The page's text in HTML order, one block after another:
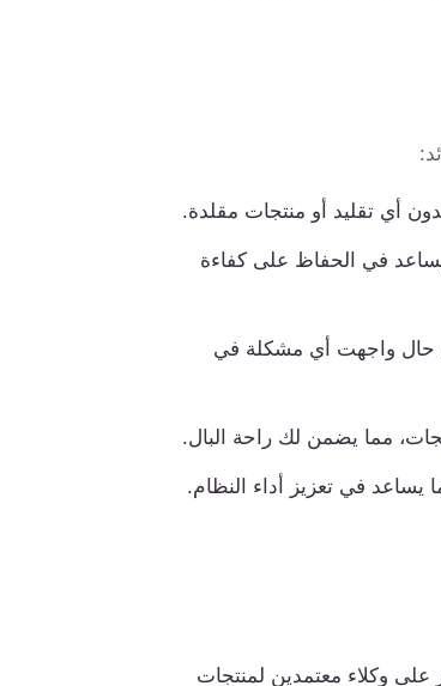
أي تقليد أو منتجات مقلدة.
يساعد في الحفاظ على كفاءة
حال واجهت أي مشكلة في
مما يضمن لك راحة البال.
يساعد في تعزيز أداء النظام.
على وكلاء معتمدين لمنتجات